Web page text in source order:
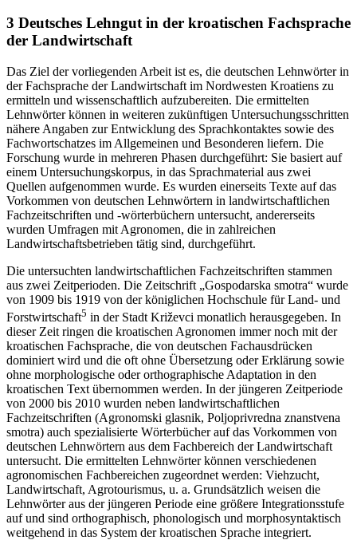
3 Deutsches Lehngut in der kroatischen Fachsprache
der Landwirtschaft
Das Ziel der vorliegenden Arbeit ist es, die deutschen Lehnwörter in
der Fachsprache der Landwirtschaft im Nordwesten Kroatiens zu
ermitteln und wissenschaftlich aufzubereiten. Die ermittelten
Lehnwörter können in weiteren zukünftigen Untersuchungsschritten
nähere Angaben zur Entwicklung des Sprachkontaktes sowie des
Fachwortschatzes im Allgemeinen und Besonderen liefern. Die
Forschung wurde in mehreren Phasen durchgeführt: Sie basiert auf
einem Untersuchungskorpus, in das Sprachmaterial aus zwei
Quellen aufgenommen wurde. Es wurden einerseits Texte auf das
Vorkommen von deutschen Lehnwörtern in landwirtschaftlichen
Fachzeitschriften und -wörterbüchern untersucht, andererseits
wurden Umfragen mit Agronomen, die in zahlreichen
Landwirtschaftsbetrieben tätig sind, durchgeführt.
Die untersuchten landwirtschaftlichen Fachzeitschriften stammen
aus zwei Zeitperioden. Die Zeitschrift „Gospodarska smotra“ wurde
von 1909 bis 1919 von der königlichen Hochschule für Land- und
Forstwirtschaft5 in der Stadt Križevci monatlich herausgegeben. In
dieser Zeit ringen die kroatischen Agronomen immer noch mit der
kroatischen Fachsprache, die von deutschen Fachausdrücken
dominiert wird und die oft ohne Übersetzung oder Erklärung sowie
ohne morphologische oder orthographische Adaptation in den
kroatischen Text übernommen werden. In der jüngeren Zeitperiode
von 2000 bis 2010 wurden neben landwirtschaftlichen
Fachzeitschriften (Agronomski glasnik, Poljoprivredna znanstvena
smotra) auch spezialisierte Wörterbücher auf das Vorkommen von
deutschen Lehnwörtern aus dem Fachbereich der Landwirtschaft
untersucht. Die ermittelten Lehnwörter können verschiedenen
agronomischen Fachbereichen zugeordnet werden: Viehzucht,
Landwirtschaft, Agrotourismus, u. a. Grundsätzlich weisen die
Lehnwörter aus der jüngeren Periode eine größere Integrationsstufe
auf und sind orthographisch, phonologisch und morphosyntaktisch
weitgehend in das System der kroatischen Sprache integriert.